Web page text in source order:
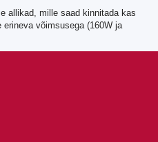
allikad, mille saad kinnitada kas
võimsusega (160W ja